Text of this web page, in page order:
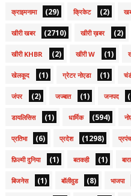
क्राइमनामा (29) क्रिकेट (2)
खीरी खबर (2710) खीरी ख़बर (2)
खीरी KHBR (2) खीरी W (1)
खेलकूद (1) ग्रेटर नोएडा (1)
जंपर (2) जज्बात (1) जनपद
डायलिसिस (1) धार्मिक (594)
प्रतिभा (6) प्रदेश (1298) प्रपंच
फ़िल्मी दुनिया (1) बतकही (1)
बिजनेस (1) बॉलीवुड (8) भाजपा